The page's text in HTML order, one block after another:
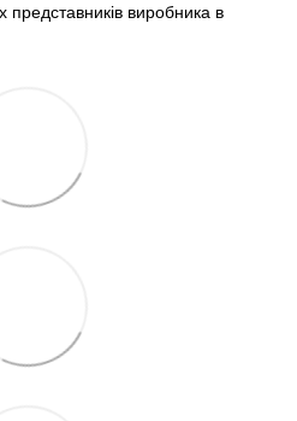
виробника в